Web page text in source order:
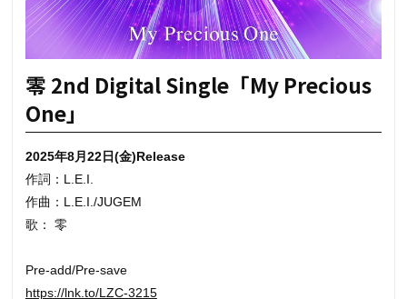
零 2nd Digital Single「My Precious
One」
2025年8月22日(金)Release
作詞：L.E.I.
作曲：L.E.I./JUGEM
歌： 零
Pre-add/Pre-save
https://lnk.to/LZC-3215